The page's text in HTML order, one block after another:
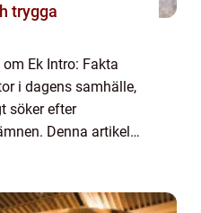
trygga
Ek Intro: Fakta
i dagens samhälle,
söker efter
Denna artikel